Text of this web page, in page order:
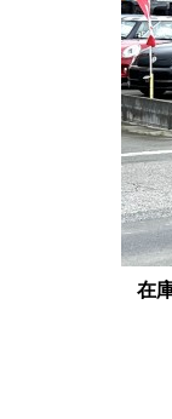
在